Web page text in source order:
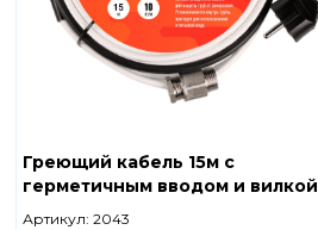
Греющий кабель 15м с
герметичным вводом и вилкой
В ТРУБУ
Артикул: 2043